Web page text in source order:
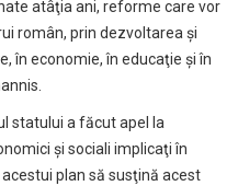
atâţia ani, reforme care vor
român, prin dezvoltarea şi
în economie, în educaţie şi în
statului a făcut apel la
şi sociali implicaţi în
plan să susţină acest